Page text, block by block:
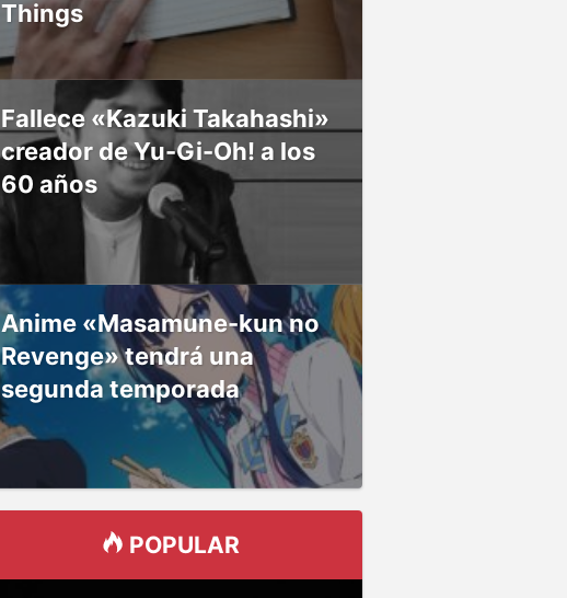
Things
Fallece «Kazuki Takahashi»
creador de Yu-Gi-Oh! a los
60 años
Anime «Masamune-kun no
Revenge» tendrá una
segunda temporada
POPULAR